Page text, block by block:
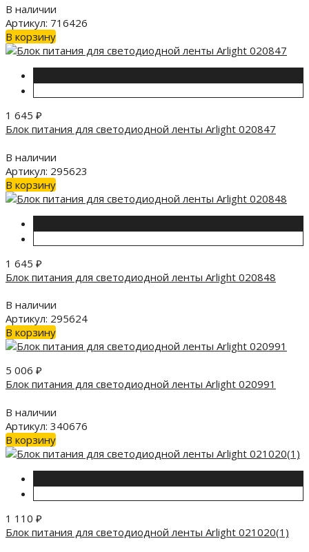
В наличии
Артикул: 716426
В корзину
1 645 ₽
Блок питания для светодиодной ленты Arlight 020847
В наличии
Артикул: 295623
В корзину
1 645 ₽
Блок питания для светодиодной ленты Arlight 020848
В наличии
Артикул: 295624
В корзину
5 006 ₽
Блок питания для светодиодной ленты Arlight 020991
В наличии
Артикул: 340676
В корзину
1 110 ₽
Блок питания для светодиодной ленты Arlight 021020(1)